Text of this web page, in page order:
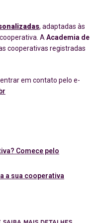
, adaptadas às
AAcademia de
cooperativas registradas
em contato pelo e-
Comece pelo
a sua cooperativa